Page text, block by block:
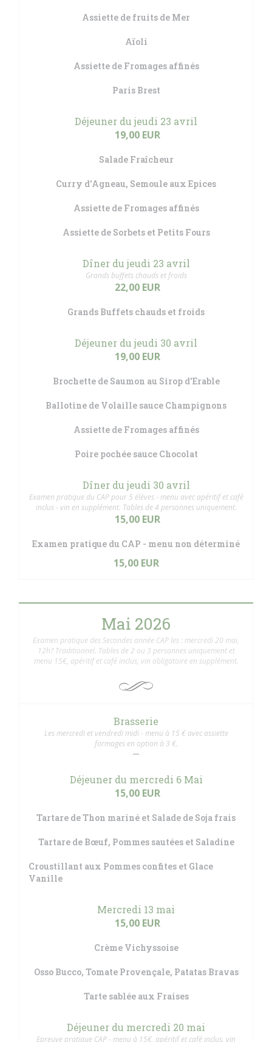
Assiette de fruits de Mer
Aïoli
Assiette de Fromages affinés
Paris Brest
Déjeuner du jeudi 23 avril
19,00 EUR
Salade Fraîcheur
Curry d'Agneau, Semoule aux Epices
Assiette de Fromages affinés
Assiette de Sorbets et Petits Fours
Dîner du jeudi 23 avril
Grands buffets chauds et froids
22,00 EUR
Grands Buffets chauds et froids
Déjeuner du jeudi 30 avril
19,00 EUR
Brochette de Saumon au Sirop d'Erable
Ballotine de Volaille sauce Champignons
Assiette de Fromages affinés
Poire pochée sauce Chocolat
Dîner du jeudi 30 avril
Examen pratique du CAP pour 5 élèves - menu avec apéritif et café
inclus - vin en supplément. Tables de 4 personnes uniquement.
15,00 EUR
Examen pratique du CAP - menu non déterminé
15,00 EUR
Mai 2026
Examen pratique des Secondes année CAP les : mercredi 20 mai,
12h? Traditionnel. Tables de 2 ou 3 personnes uniquement et
menu 15€, apéritif et café inclus, vin obligatoire en supplément.
Brasserie
Les mercredi et vendredi midi - menu à 15 € avec assiette
formages en option à 3 €.
Déjeuner du mercredi 6 Mai
15,00 EUR
Tartare de Thon mariné et Salade de Soja frais
Tartare de Bœuf, Pommes sautées et Saladine
Croustillant aux Pommes confites et Glace
Vanille
Mercredi 13 mai
15,00 EUR
Crème Vichyssoise
Osso Bucco, Tomate Provençale, Patatas Bravas
Tarte sablée aux Fraises
Déjeuner du mercredi 20 mai
Epreuve pratique CAP - menu à 15€, apéritif et café inclus, vin